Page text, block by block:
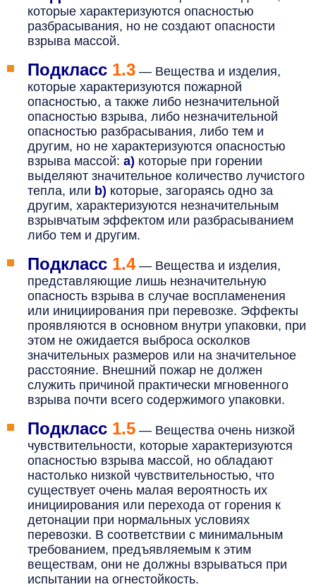
которые характеризуются опасностью
разбрасывания, но не создают опасности
взрыва массой.
Подкласс 1.3 — Вещества и изделия,
которые характеризуются пожарной
опасностью, а также либо незначительной
опасностью взрыва, либо незначительной
опасностью разбрасывания, либо тем и
другим, но не характеризуются опасностью
взрыва массой: а) которые при горении
выделяют значительное количество лучистого
тепла, или b) которые, загораясь одно за
другим, характеризуются незначительным
взрывчатым эффектом или разбрасыванием
либо тем и другим.
Подкласс 1.4 — Вещества и изделия,
представляющие лишь незначительную
опасность взрыва в случае воспламенения
или инициирования при перевозке. Эффекты
проявляются в основном внутри упаковки, при
этом не ожидается выброса осколков
значительных размеров или на значительное
расстояние. Внешний пожар не должен
служить причиной практически мгновенного
взрыва почти всего содержимого упаковки.
Подкласс 1.5 — Вещества очень низкой
чувствительности, которые характеризуются
опасностью взрыва массой, но обладают
настолько низкой чувствительностью, что
существует очень малая вероятность их
инициирования или перехода от горения к
детонации при нормальных условиях
перевозки. В соответствии с минимальным
требованием, предъявляемым к этим
веществам, они не должны взрываться при
испытании на огнестойкость.